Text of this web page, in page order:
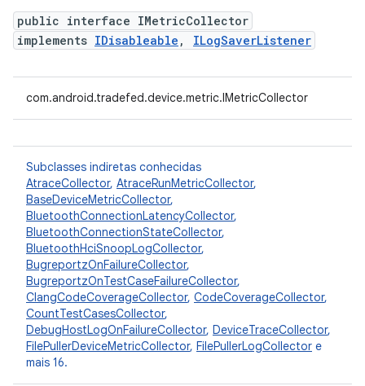
public interface IMetricCollector
implements IDisableable , ILogSaverListener
com.android.tradefed.device.metric.IMetricCollector
Subclasses indiretas conhecidas
AtraceCollector, AtraceRunMetricCollector,
BaseDeviceMetricCollector,
BluetoothConnectionLatencyCollector,
BluetoothConnectionStateCollector,
BluetoothHciSnoopLogCollector,
BugreportzOnFailureCollector,
BugreportzOnTestCaseFailureCollector,
ClangCodeCoverageCollector, CodeCoverageCollector,
CountTestCasesCollector,
DebugHostLogOnFailureCollector, DeviceTraceCollector,
FilePullerDeviceMetricCollector, FilePullerLogCollector e
mais 16.